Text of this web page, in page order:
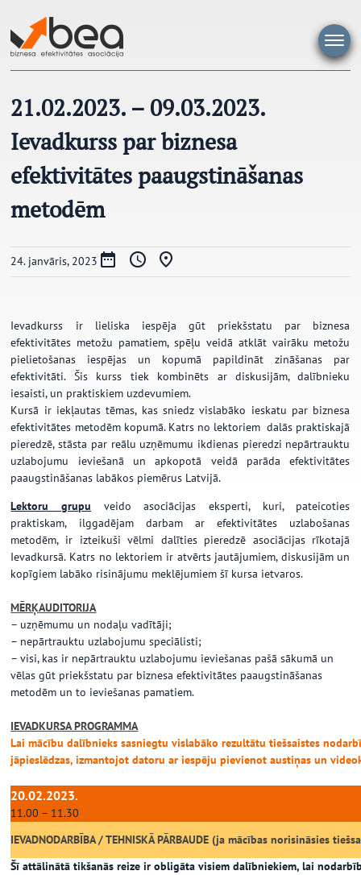
saturu
21.02.2023. – 09.03.2023.
Ievadkurss par biznesa
efektivitātes paaugstināšanas
metodēm
24. janvāris, 2023
Ievadkurss ir lieliska iespēja gūt priekšstatu par biznesa
efektivitātes metožu pamatiem, spēļu veidā atklāt vairāku metožu
pielietošanas iespējas un kopumā papildināt zināšanas par
efektivitāti. Šis kurss tiek kombinēts ar diskusijām, dalībnieku
iesaisti, un praktiskiem uzdevumiem.
Kursā ir iekļautas tēmas, kas sniedz vislabāko ieskatu par biznesa
efektivitātes metodēm kopumā. Katrs no lektoriem dalās praktiskajā
pieredzē, stāsta par reālu uzņēmumu ikdienas pieredzi nepārtrauktu
uzlabojumu ieviešanā un apkopotā veidā parāda efektivitātes
paaugstināšanas labākos piemērus Latvijā.
Lektoru grupu veido asociācijas eksperti, kuri, pateicoties
praktiskam, ilggadējam darbam ar efektivitātes uzlabošanas
metodēm, ir izteikuši vēlmi dalīties pieredzē asociācijas rīkotajā
Ievadkursā. Katrs no lektoriem ir atvērts jautājumiem, diskusijām un
kopīgiem labāko risinājumu meklējumiem šī kursa ietvaros.
MĒRĶAUDITORIJA
– uzņēmumu un nodaļu vadītāji;
– nepārtrauktu uzlabojumu speciālisti;
– visi, kas ir nepārtrauktu uzlabojumu ieviešanas pašā sākumā un
vēlas gūt priekšstatu par biznesa efektivitātes paaugstināšanas
metodēm un to ieviešanas pamatiem.
IEVADKURSA PROGRAMMA
Lai mācību dalībnieks sasniegtu vislabāko rezultātu tiešsaistes
jāpieslēdzas, izmantojot datoru ar iespēju pievienot austiņas un
20.02.2023.
11.00 – 11.30
IEVADNODARBĪBA / TEHNISKĀ PĀRBAUDE (ja mācības norisināsies
Šī attālinātā tikšanās reize ir obligāta visiem dalībniekiem, lai